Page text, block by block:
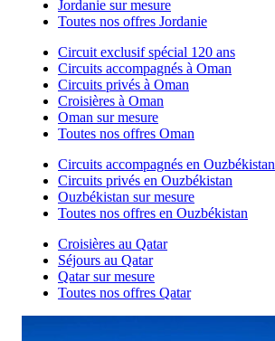
Jordanie sur mesure
Toutes nos offres Jordanie
Circuit exclusif spécial 120 ans
Circuits accompagnés à Oman
Circuits privés à Oman
Croisières à Oman
Oman sur mesure
Toutes nos offres Oman
Circuits accompagnés en Ouzbékistan
Circuits privés en Ouzbékistan
Ouzbékistan sur mesure
Toutes nos offres en Ouzbékistan
Croisières au Qatar
Séjours au Qatar
Qatar sur mesure
Toutes nos offres Qatar